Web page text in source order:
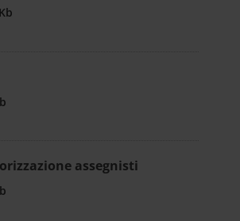
assegnisti